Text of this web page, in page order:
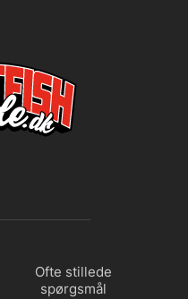
Ofte stillede
spørgsmål